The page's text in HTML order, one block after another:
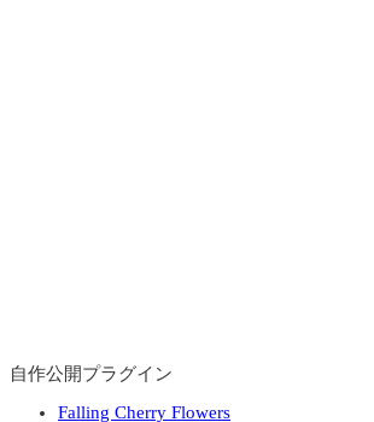
自作公開プラグイン
Falling Cherry Flowers